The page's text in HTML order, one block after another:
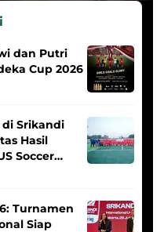
dan Putri
Cup 2026
Srikandi
Hasil
Soccer
Turnamen
Siap